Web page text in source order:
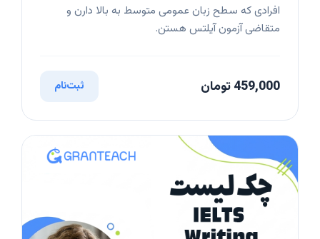
افرادی که سطح زبان عمومی متوسط به بالا دارن و
متقاضی آزمون آیلتس هستن.
459,000 تومان ثبت‌نام